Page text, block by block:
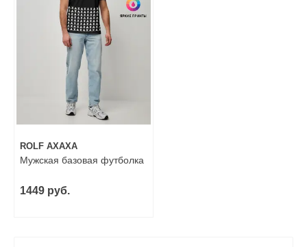
ROLF АХАХА
Мужская базовая футболка
1449 руб.